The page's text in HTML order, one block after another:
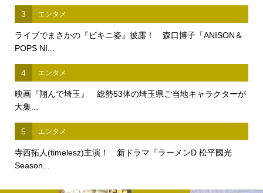
3 エンタメ
ライブでまさかの『ビキニ姿』披露！ 森口博子「ANISON＆
POPS NI...
4 エンタメ
映画『翔んで埼玉』 総勢53体の埼玉県ご当地キャラクターが
大集...
5 エンタメ
寺西拓人(timelesz)主演！ 新ドラマ『ラーメンD 松平國光
Season...